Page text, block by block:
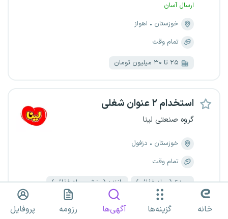
ارسال آسان
خوزستان
اهواز
تمام وقت
۲۵ تا ۳۰ میلیون تومان
استخدام ۲ عنوان شغلی
گروه صنعتی لینا
خوزستان
دزفول
تمام وقت
موزع (مواد غذائی) راننده (پخش مواد غذائی)
خانه گزینه‌ها آگهی‌ها رزومه پروفایل